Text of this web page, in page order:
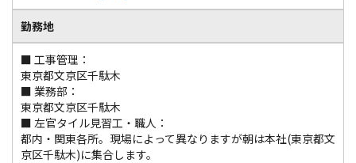
勤務地
■ 工事管理：
東京都文京区千駄木
■ 業務部：
東京都文京区千駄木
■ 左官タイル見習工・職人：
都内・関東各所。現場によって異なりますが朝は本社(東京都文
京区千駄木)に集合します。